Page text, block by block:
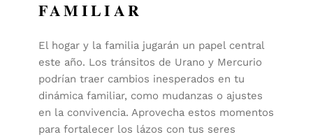
FAMILIAR
El hogar y la familia jugarán un papel central
este año. Los tránsitos de Urano y Mercurio
podrían traer cambios inesperados en tu
dinámica familiar, como mudanzas o ajustes
en la convivencia. Aprovecha estos momentos
para fortalecer los lázos con tus seres